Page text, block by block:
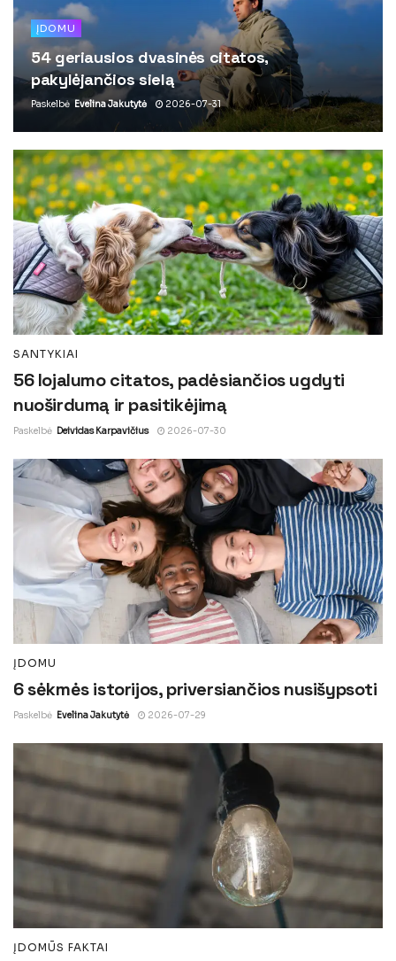
ĮDOMU
54 geriausios dvasinės citatos,
pakylėjančios sielą
Paskelbė Evelina Jakutytė 2026-07-31
SANTYKIAI
56 lojalumo citatos, padėsiančios ugdyti
nuoširdumą ir pasitikėjimą
Paskelbė Deividas Karpavičius 2026-07-30
ĮDOMU
6 sėkmės istorijos, priversiančios nusišypsoti
Paskelbė Evelina Jakutytė 2026-07-29
ĮDOMŪS FAKTAI